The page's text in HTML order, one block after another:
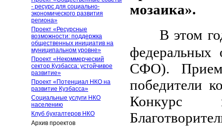
- ресурс для социально-
экономического развития
региона»
Проект «Ресурсные
возможности: поддержка
общественных инициатив на
муниципальном уровне»
Проект «Некоммерческий
сектор Кузбасса: устойчивое
развитие»
Проект «Потенциал НКО на
развитие Кузбасса»
Социальные услуги НКО
населению
Клуб бухгалтеров НКО
Архив проектов
мозаика».
В этом
СФО). Прием
победители
Конкурс